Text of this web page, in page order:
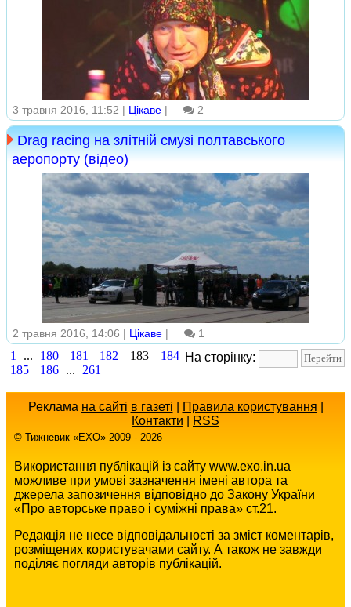
3 травня 2016, 11:52 | Цікаве | 2
Drag racing на злітній смузі полтавського
аеропорту (відео)
2 травня 2016, 14:06 | Цікаве | 1
На сторінку:
1 ... 180 181 182 183
184
185
186 ... 261
Реклама на сайті в газеті Правила користування
Контакти
RSS
© Тижневик «EХO» 2009 - 2026
Використання публікацій із сайту www.exo.in.ua
можливе при умові зазначення імені автора та
джерела запозичення відповідно до Закону України
«Про авторське право і суміжні права» ст.21.
Редакція не несе відповідальності за зміст коментарів,
розміщених користувачами сайту. А також не завжди
поділяє погляди авторів публікацій.